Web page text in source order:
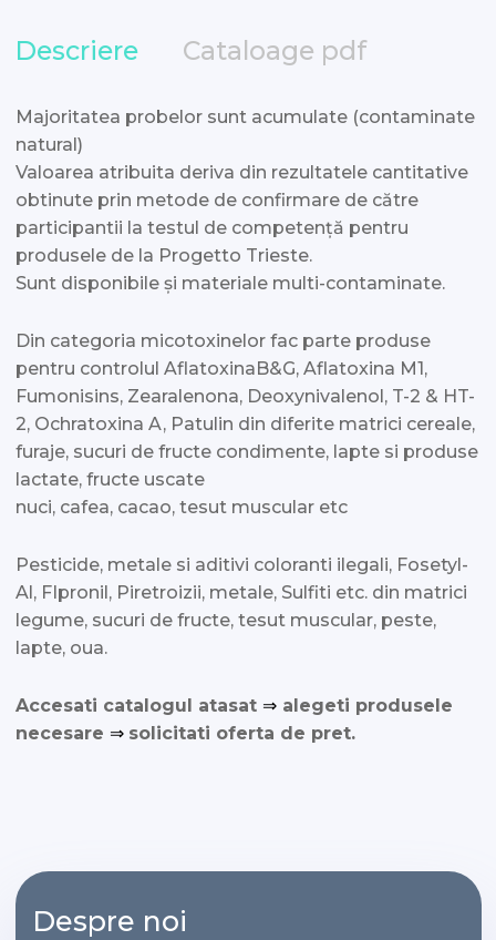
Descriere Cataloage pdf
Majoritatea probelor sunt acumulate (contaminate
natural)
Valoarea atribuita deriva din rezultatele cantitative
obtinute prin metode de confirmare de către
participantii la testul de competență pentru
produsele de la Progetto Trieste.
Sunt disponibile și materiale multi-contaminate.
Din categoria micotoxinelor fac parte produse
pentru controlul AflatoxinaB&G, Aflatoxina M1,
Fumonisins, Zearalenona, Deoxynivalenol, T-2 & HT-
2, Ochratoxina A, Patulin din diferite matrici cereale,
furaje, sucuri de fructe condimente, lapte si produse
lactate, fructe uscate
nuci, cafea, cacao, tesut muscular etc
Pesticide, metale si aditivi coloranti ilegali, Fosetyl-
Al, FIpronil, Piretroizii, metale, Sulfiti etc. din matrici
legume, sucuri de fructe, tesut muscular, peste,
lapte, oua.
Accesati catalogul atasat ⇒alegeti produsele
necesare ⇒ solicitati oferta de pret.
Despre noi